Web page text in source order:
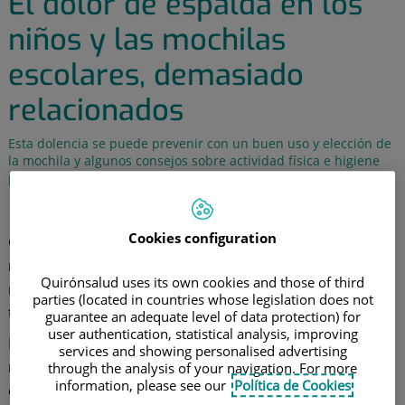
niños y las mochilas
escolares, demasiado
relacionados
Esta dolencia se puede prevenir con un buen uso y elección de
la mochila y algunos consejos sobre actividad física e higiene
postural
Cada curso que empieza nos enfrentamos a los
mismos problemas de todos los años. Y, entre ellos,
no podía faltar el de la mochila escolar, el peso que
tienen que soportar los niños, etc.
Pero, ¿le prestamos toda la atención que merece? Y no
nos referimos precisamente a tamaños, formas y
colores, o a los innumerables modelos de los ídolos de
Cookies configuration
Quirónsalud uses its own cookies and those of third
parties (located in countries whose legislation does not
guarantee an adequate level of data protection) for
user authentication, statistical analysis, improving
services and showing personalised advertising
through the analysis of your navigation. For more
information, please see our Política de Cookies